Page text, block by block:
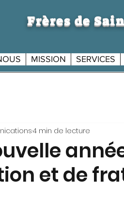
G
Frères de
MISSION SERVICES
et de
4 min de lecture